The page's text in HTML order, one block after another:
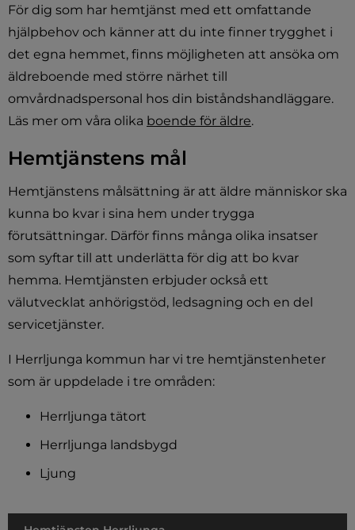
För dig som har hemtjänst med ett omfattande
hjälpbehov och känner att du inte finner trygghet i
det egna hemmet, finns möjligheten att ansöka om
äldreboende med större närhet till
omvårdnadspersonal hos din biståndshandläggare.
Läs mer om våra olika boende för äldre.
Hemtjänstens mål
Hemtjänstens målsättning är att äldre människor ska
kunna bo kvar i sina hem under trygga
förutsättningar. Därför finns många olika insatser
som syftar till att underlätta för dig att bo kvar
hemma. Hemtjänsten erbjuder också ett
välutvecklat anhörigstöd, ledsagning och en del
servicetjänster.
I Herrljunga kommun har vi tre hemtjänstenheter
som är uppdelade i tre områden:
Herrljunga tätort
Herrljunga landsbygd
Ljung